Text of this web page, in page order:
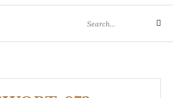
for:
Search